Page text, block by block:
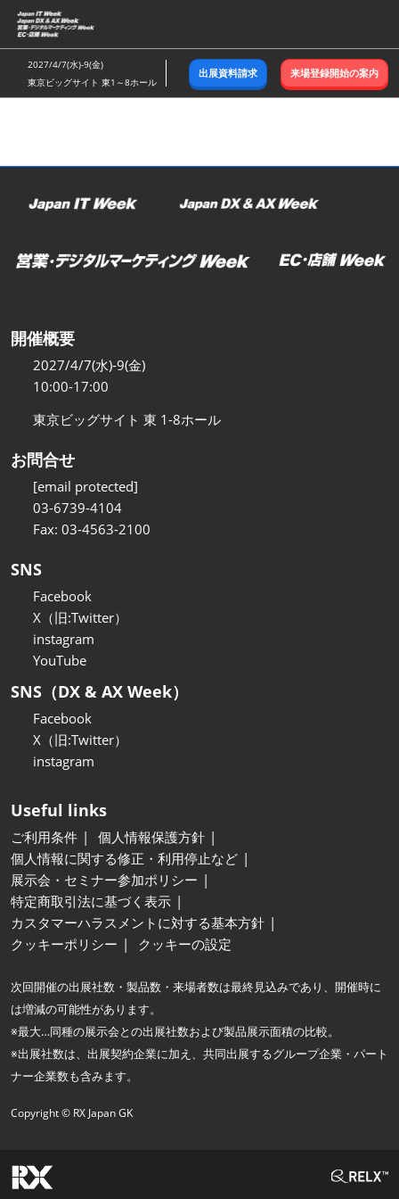
ス
キ
ッ
し
む
2027/4/7(水)-9(金)
東京ビッグサイト 東1～8ホール
出展資料請求 来場登録開始の案内
開催概要
2027/4/7(水)-9(金)
10:00-17:00
東京ビッグサイト 東 1-8ホール
お問合せ
[email protected]
03-6739-4104
Fax: 03-4563-2100
SNS
Facebook
X（旧:Twitter）
instagram
YouTube
SNS（DX & AX Week）
Facebook
X（旧:Twitter）
instagram
Useful links
ご利用条件
個人情報保護方針
個人情報に関する修正・利用停止など
展示会・セミナー参加ポリシー
特定商取引法に基づく表示
カスタマーハラスメントに対する基本方針
クッキーポリシー
クッキーの設定
次回開催の出展社数・製品数・来場者数は最終見込みであり、開催時に
は増減の可能性があります。
※最大…同種の展示会との出展社数および製品展示面積の比較。
※出展社数は、出展契約企業に加え、共同出展するグループ企業・パート
ナー企業数も含みます。
Copyright © RX Japan GK